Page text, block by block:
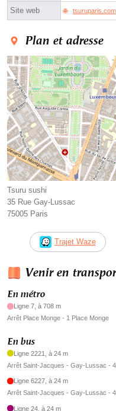
Site web tsuruparis.com
Plan et adresse
Tsuru sushi
35 Rue Gay-Lussac
75005 Paris
Trajet Waze
Venir en
En métro
Ligne 7, à 708 m
Arrêt Place Monge - 1 Place Monge
En bus
Ligne 2221, à 24 m
Arrêt Saint-Jacques - Gay-Lussac -
Ligne 6227, à 24 m
Arrêt Saint-Jacques - Gay-Lussac -
Ligne 24, à 24 m